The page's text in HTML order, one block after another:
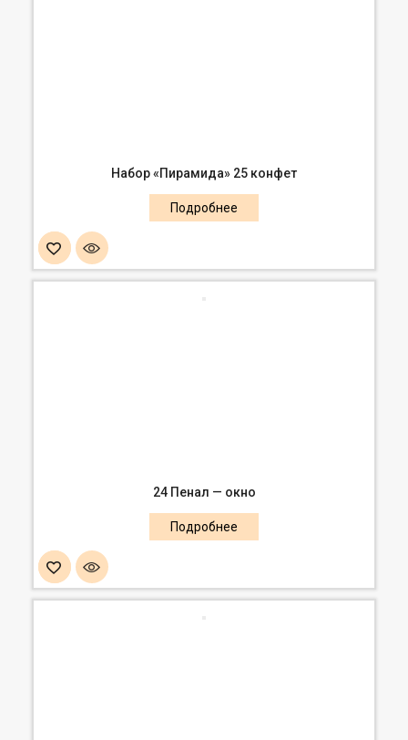
Набор «Пирамида» 25 конфет
24 Пенал — окно